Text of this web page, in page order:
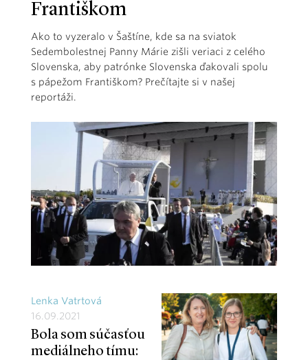
Františkom
Ako to vyzeralo v Šaštíne, kde sa na sviatok
Sedembolestnej Panny Márie zišli veriaci z celého
Slovenska, aby patrónke Slovenska ďakovali spolu
s pápežom Františkom? Prečítajte si v našej
reportáži.
Lenka Vatrtová
16.09.2021
Bola som súčasťou
mediálneho tímu: